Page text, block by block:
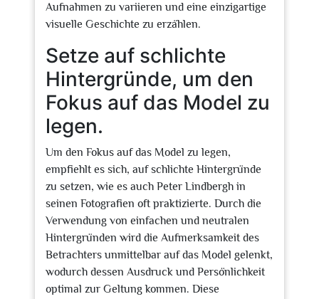
Aufnahmen zu variieren und eine einzigartige
visuelle Geschichte zu erzählen.
Setze auf schlichte
Hintergründe, um den
Fokus auf das Model zu
legen.
Um den Fokus auf das Model zu legen,
empfiehlt es sich, auf schlichte Hintergründe
zu setzen, wie es auch Peter Lindbergh in
seinen Fotografien oft praktizierte. Durch die
Verwendung von einfachen und neutralen
Hintergründen wird die Aufmerksamkeit des
Betrachters unmittelbar auf das Model gelenkt,
wodurch dessen Ausdruck und Persönlichkeit
optimal zur Geltung kommen. Diese